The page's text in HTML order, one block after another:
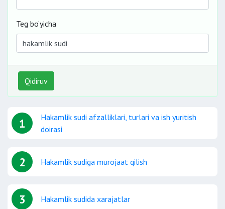
Teg bo‘yicha
Qidiruv
1
Hakamlik sudi afzalliklari, turlari va ish yuritish
doirasi
2 Hakamlik sudiga murojaat qilish
3 Hakamlik sudida xarajatlar